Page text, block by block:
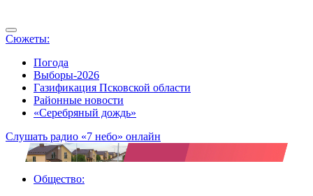
Сюжеты:
Погода
Выборы-2026
Газификация Псковской области
Районные новости
«Серебряный дождь»
Слушать радио «7 небо» онлайн
Общество: